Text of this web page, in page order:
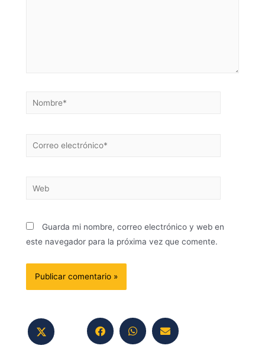
Guarda mi nombre, correo electrónico y web en
este navegador para la próxima vez que comente.